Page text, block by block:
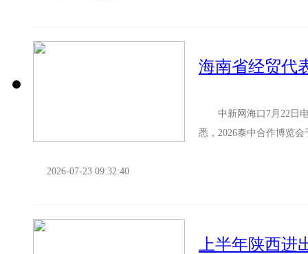
海南省经贸代
中新网海口7月22日电
悉，2026泰中合作博览
2026-07-23 09:32:40
上半年陕西进